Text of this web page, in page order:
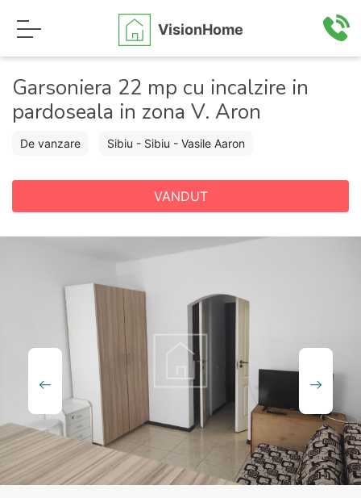
VisionHome
Garsoniera 22 mp cu incalzire in
pardoseala in zona V. Aron
De vanzare Sibiu - Sibiu - Vasile Aaron
VANDUT